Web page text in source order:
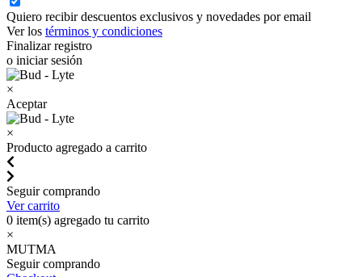
Quiero recibir descuentos exclusivos y novedades por email
Ver los términos y condiciones
Finalizar registro
o iniciar sesión
×
Aceptar
×
Producto agregado a carrito
Seguir comprando
Ver carrito
0 item(s) agregado tu carrito
×
MUTMA
Seguir comprando